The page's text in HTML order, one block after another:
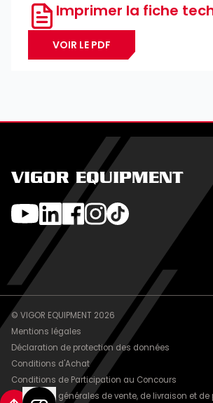
Imprimer la fiche
VOIR LE PDF
VIGOR EQUIPMENT
© VIGOR EQUIPMENT 2026
Mentions légales
Déclaration de protection des données
Conditions d'Achat
Conditions de Participation au Concours
Conditions générales de vente, de livraison et